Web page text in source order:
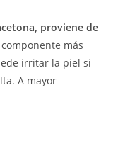
proviene de
más
irritar la piel si
A mayor